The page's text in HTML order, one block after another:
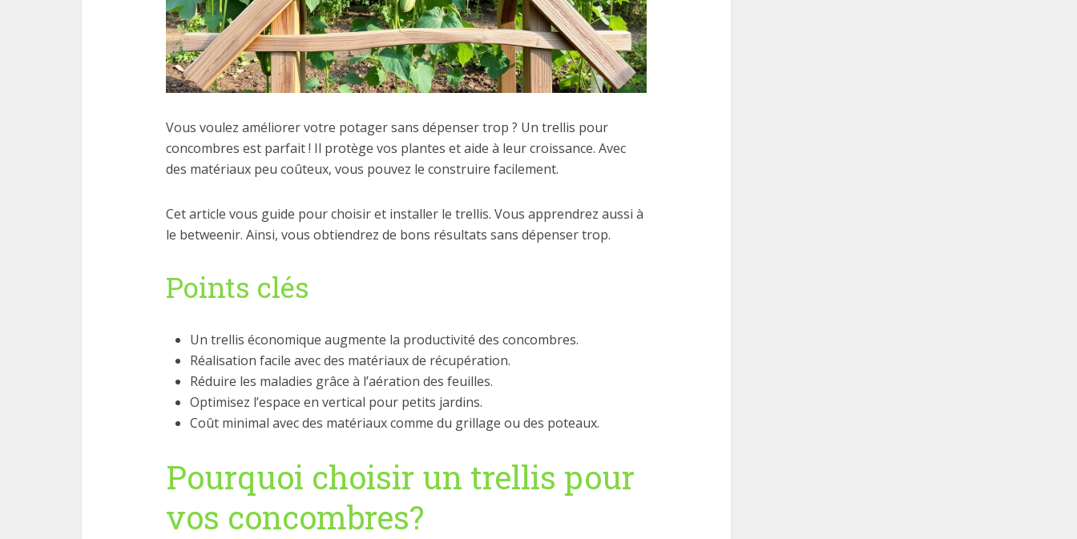
Vous voulez améliorer votre potager sans dépenser trop ? Un trellis pour
concombres est parfait ! Il protège vos plantes et aide à leur croissance. Avec
des matériaux peu coûteux, vous pouvez le construire facilement.
Cet article vous guide pour choisir et installer le trellis. Vous apprendrez aussi à
le betweenir. Ainsi, vous obtiendrez de bons résultats sans dépenser trop.
Points clés
Un trellis économique augmente la productivité des concombres.
Réalisation facile avec des matériaux de récupération.
Réduire les maladies grâce à l’aération des feuilles.
Optimisez l’espace en vertical pour petits jardins.
Coût minimal avec des matériaux comme du grillage ou des poteaux.
Pourquoi choisir un trellis pour
vos concombres?